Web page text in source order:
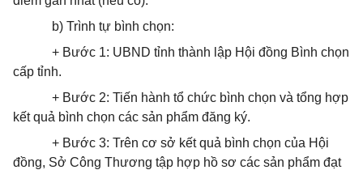
b) Trình tự bình chọn:
+ Bước 1: UBND tỉnh thành lập Hội đồng Bình chọn
cấp tỉnh.
+ Bước 2: Tiến hành tổ chức bình chọn và tổng hợp
kết quả bình chọn các sản phẩm đăng ký.
+ Bước 3: Trên cơ sở kết quả bình chọn của Hội
đồng, Sở Công Thương tập hợp hồ sơ các sản phẩm đạt